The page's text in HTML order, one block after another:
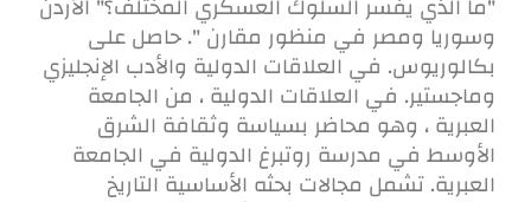
"ما الذي يفسر السلوك العسكري المختلف؟" الأردن
وسوريا ومصر في منظور مقارن ". حاصل على
بكالوريوس. في العلاقات الدولية والأدب الإنجليزي
وماجستير. في العلاقات الدولية ، من الجامعة
العبرية ، وهو محاضر بسياسة وثقافة الشرق
الأوسط في مدرسة روتبرغ الدولية في الجامعة
العبرية. تشمل مجالات بحثه الأساسية التاريخ